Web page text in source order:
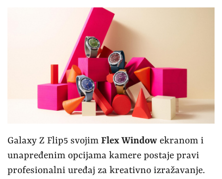
Galaxy Z Flip5 svojim Flex Window ekranom i
unapređenim opcijama kamere postaje pravi
profesionalni uređaj za kreativno izražavanje.